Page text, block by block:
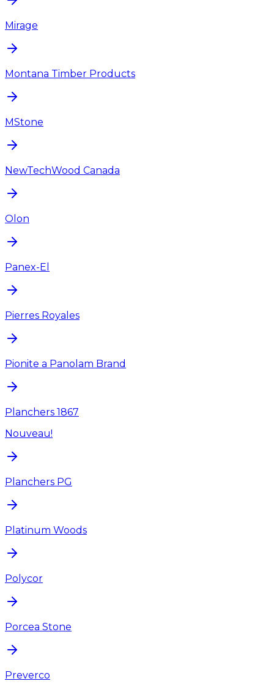
Mirage
Montana Timber Products
MStone
NewTechWood Canada
Olon
Panex-El
Pierres Royales
Pionite a Panolam Brand
Planchers 1867
Nouveau!
Planchers PG
Platinum Woods
Polycor
Porcea Stone
Preverco